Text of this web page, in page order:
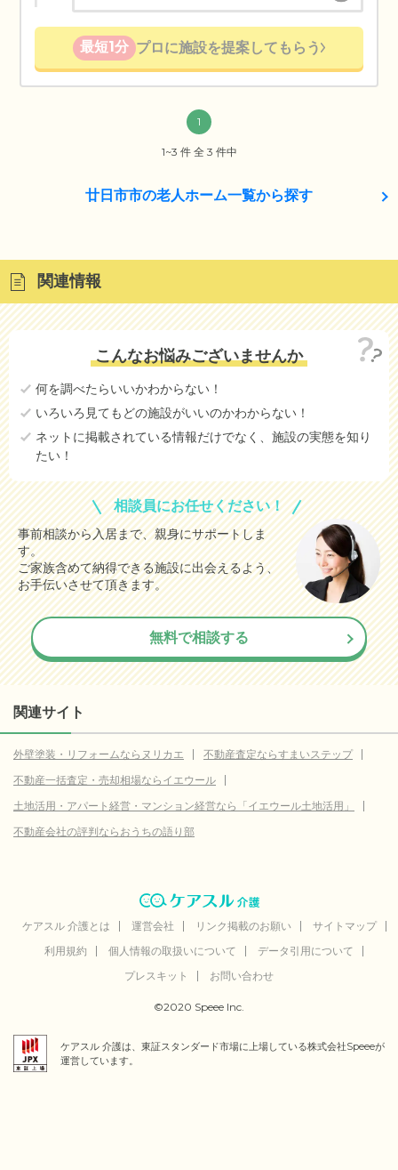
最短1分 プロに施設を提案してもらう
1
1~3 件 全 3 件中
廿日市市の老人ホーム一覧から探す
関連情報
こんなお悩みございませんか
何を調べたらいいかわからない！
いろいろ見てもどの施設がいいのかわからない！
ネットに掲載されている情報だけでなく、施設の実態を知り
たい！
相談員にお任せください！
事前相談から入居まで、親身にサポートしま
す。
ご家族含めて納得できる施設に出会えるよう、
お手伝いさせて頂きます。
無料で相談する
関連サイト
外壁塗装・リフォームならヌリカエ
不動産査定ならすまいステップ
不動産一括査定・売却相場ならイエウール
土地活用・アパート経営・マンション経営なら「イエウール土地活用」
不動産会社の評判ならおうちの語り部
ケアスル 介護とは 運営会社 リンク掲載のお願い
サイトマップ
利用規約
個人情報の取扱いについて
データ引用について
プレスキット
お問い合わせ
©2020 Speee Inc.
ケアスル 介護は、東証スタンダード市場に上場している株式会社Speeeが
運営しています。